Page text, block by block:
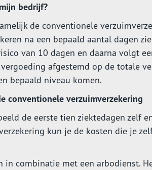
bedrijf?
de conventionele
na een bepaald aantal dagen
van 10 dagen en daarna volgt
afgestemd op de totale
bepaald niveau komen.
conventionele verzuimverzekering
de eerste tien ziektedagen zelf
kun je de kosten die je
in combinatie met een arbodienst.